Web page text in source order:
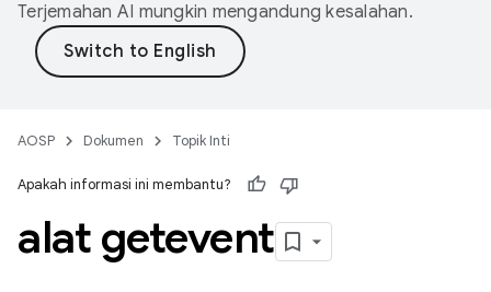
Terjemahan AI mungkin mengandung kesalahan.
AOSP Dokumen Topik Inti
Apakah informasi ini membantu?
alat getevent